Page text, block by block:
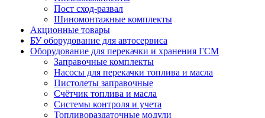
Пост сход-развал
Шиномонтажные комплекты
Акционные товары
БУ оборудование для автосервиса
Оборудование для перекачки и хранения ГСМ
Заправочные комплекты
Насосы для перекачки топлива и масла
Пистолеты заправочные
Счётчик топлива и масла
Системы контроля и учета
Топливораздаточные модули